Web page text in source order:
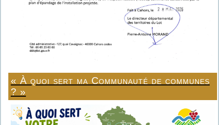
« À quoi sert ma Communauté de communes
? »